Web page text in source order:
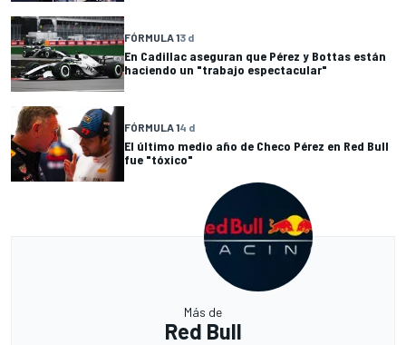
FÓRMULA 13 d
En Cadillac aseguran que Pérez y Bottas están
haciendo un "trabajo espectacular"
FÓRMULA 14 d
El último medio año de Checo Pérez en Red Bull
fue "tóxico"
Más de
Red Bull